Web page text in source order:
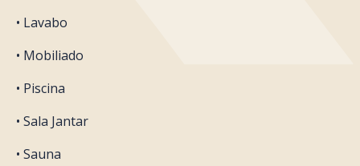
• Lavabo
• Mobiliado
• Piscina
• Sala Jantar
• Sauna